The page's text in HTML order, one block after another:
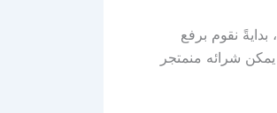
، بداية نقوم برفع
يمكن شرائه منمتجر